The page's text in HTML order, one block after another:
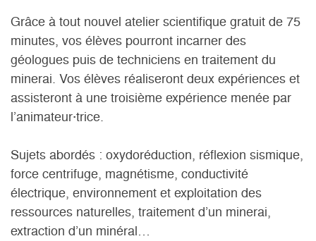
Grâce à tout nouvel atelier scientifique gratuit de 75
minutes, vos élèves pourront incarner des
géologues puis de techniciens en traitement du
minerai. Vos élèves réaliseront deux expériences et
assisteront à une troisième expérience menée par
l’animateur·trice.
Sujets abordés : oxydoréduction, réflexion sismique,
force centrifuge, magnétisme, conductivité
électrique, environnement et exploitation des
ressources naturelles, traitement d’un minerai,
extraction d’un minéral…